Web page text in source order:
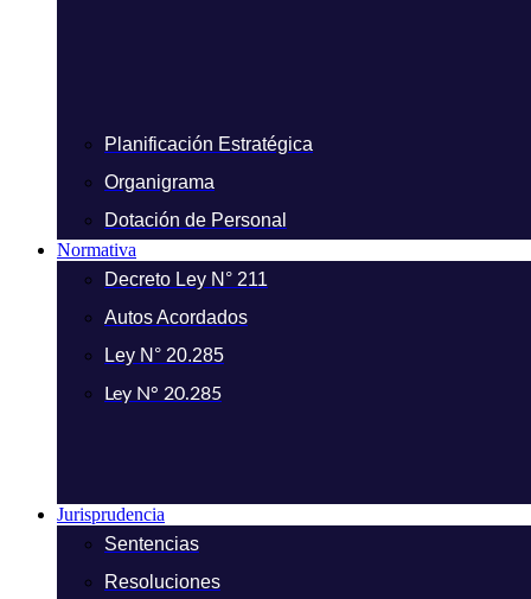
Planificación Estratégica
Organigrama
Dotación de Personal
Normativa
Decreto Ley N° 211
Autos Acordados
Ley N° 20.285
Ley N° 20.285
Jurisprudencia
Sentencias
Resoluciones